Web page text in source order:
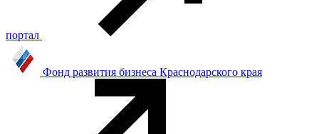
портал
Фонд развития бизнеса Краснодарского края